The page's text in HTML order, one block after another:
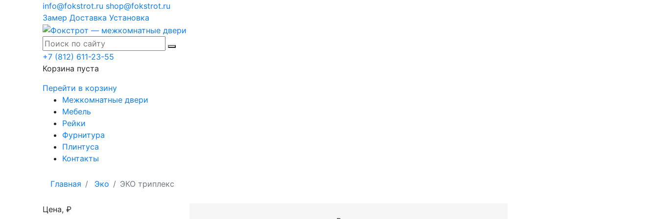
info@fokstrot.ru shop@fokstrot.ru
Замер Доставка Установка
+7 (812) 611-23-55
Корзина пуста
Перейти в корзину
Межкомнатные двери
Мебель
Рейки
Фурнитура
Плинтуса
Контакты
Главная Эко ЭКО триплекс
Цена, ₽